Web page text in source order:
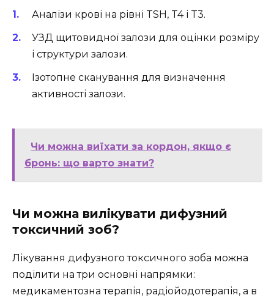
Аналізи крові на рівні TSH, T4 і T3.
УЗД щитовидної залози для оцінки розміру
і структури залози.
Ізотопне сканування для визначення
активності залози.
Чи можна виїхати за кордон, якщо є
бронь: що варто знати?
Чи можна вилікувати дифузний
токсичний зоб?
Лікування дифузного токсичного зоба можна
поділити на три основні напрямки:
медикаментозна терапія, радіойодотерапія, а в